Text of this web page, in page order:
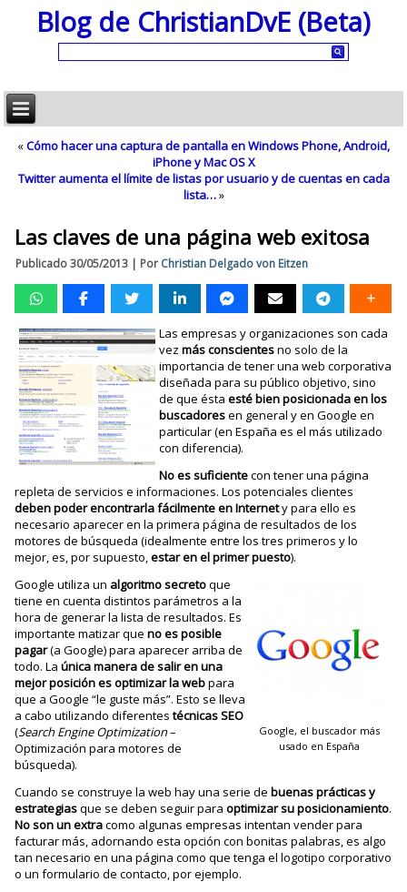
Blog de ChristianDvE (Beta)
«Cómo hacer una captura de pantalla en Windows Phone, Android,
iPhone y Mac OS X
Twitter aumenta el límite de listas por usuario y de cuentas en cada
lista…»
Las claves de una página web exitosa
Publicado 30/05/2013 | Por Christian Delgado von Eitzen
Las empresas y organizaciones son cada
vez más conscientesno solo de la
importancia de tener una web corporativa
diseñada para su público objetivo, sino
de que ésta esté bien posicionada en los
buscadoresen general y en Google en
particular (en España es el más utilizado
con diferencia).
No es suficientecon tener una página
repleta de servicios e informaciones. Los potenciales clientes
deben poder encontrarla fácilmente en Internety para ello es
necesario aparecer en la primera página de resultados de los
motores de búsqueda (idealmente entre los tres primeros y lo
mejor, es, por supuesto,estar en el primer puesto).
Google, el buscador más
usado en España
Google utiliza un algoritmo secretoque
tiene en cuenta distintos parámetros a la
hora de generar la lista de resultados. Es
importante matizar queno es posible
pagar(a Google) para aparecer arriba de
todo. Laúnica manera de salir en una
mejor posiciónes optimizar la webpara
que a Google “le guste más”. Esto se lleva
a cabo utilizando diferentestécnicas SEO
(Search Engine Optimization–
Optimización para motores de
búsqueda).
Cuando se construye la web hay una serie debuenas prácticas y
estrategiasque se deben seguir paraoptimizar su posicionamiento.
No son un extracomo algunas empresas intentan vender para
facturar más, adornando esta opción con bonitas palabras, es algo
tan necesario en una página como que tenga el logotipo corporativo
o un formulario de contacto, por ejemplo.